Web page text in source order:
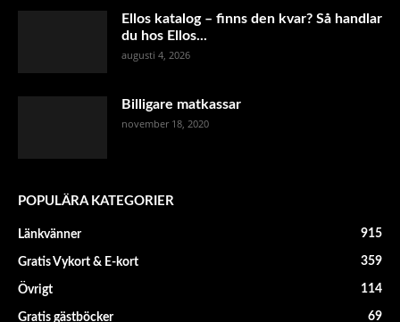
Ellos katalog – finns den kvar? Så handlar
du hos Ellos...
augusti 4, 2026
Billigare matkassar
november 18, 2020
POPULÄRA KATEGORIER
Länkvänner 915
Gratis Vykort & E-kort 359
Övrigt 114
Gratis gästböcker 69